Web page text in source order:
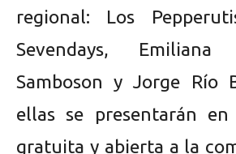
regional: Los
Sevendays,
Samboson y Jorge Río
ellas se presentarán
gratuita y abierta a la